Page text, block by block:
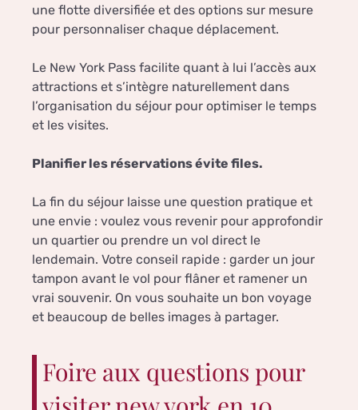
une flotte diversifiée et des options sur mesure
pour personnaliser chaque déplacement.
Le New York Pass facilite quant à lui l’accès aux
attractions et s’intègre naturellement dans
l’organisation du séjour pour optimiser le temps
et les visites.
Planifier les réservations évite files.
La fin du séjour laisse une question pratique et
une envie : voulez vous revenir pour approfondir
un quartier ou prendre un vol direct le
lendemain. Votre conseil rapide : garder un jour
tampon avant le vol pour flâner et ramener un
vrai souvenir. On vous souhaite un bon voyage
et beaucoup de belles images à partager.
Foire aux questions pour